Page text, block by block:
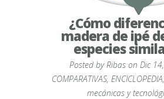
¿Cómo
madera de ipé
especies
Posted byRibas on Dic
COMPARATIVAS, ENCICLOPEDIA,
mecánicas y